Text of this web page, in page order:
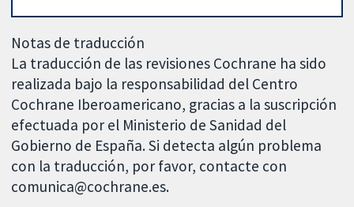
Notas de traducción
La traducción de las revisiones Cochrane ha sido
realizada bajo la responsabilidad del Centro
Cochrane Iberoamericano, gracias a la suscripción
efectuada por el Ministerio de Sanidad del
Gobierno de España. Si detecta algún problema
con la traducción, por favor, contacte con
comunica@cochrane.es.